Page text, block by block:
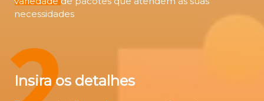
necessidades
Insira os detalhes